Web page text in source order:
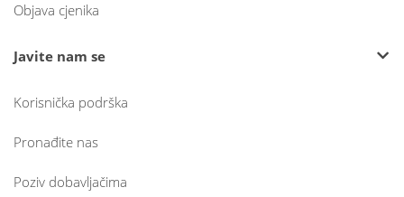
Objava cjenika
Javite nam se
Korisnička podrška
Pronađite nas
Poziv dobavljačima